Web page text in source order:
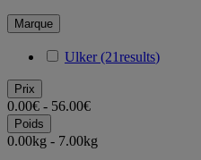
Marque
Ulker(21results)
Prix
0.00€ - 56.00€
Poids
0.00kg - 7.00kg